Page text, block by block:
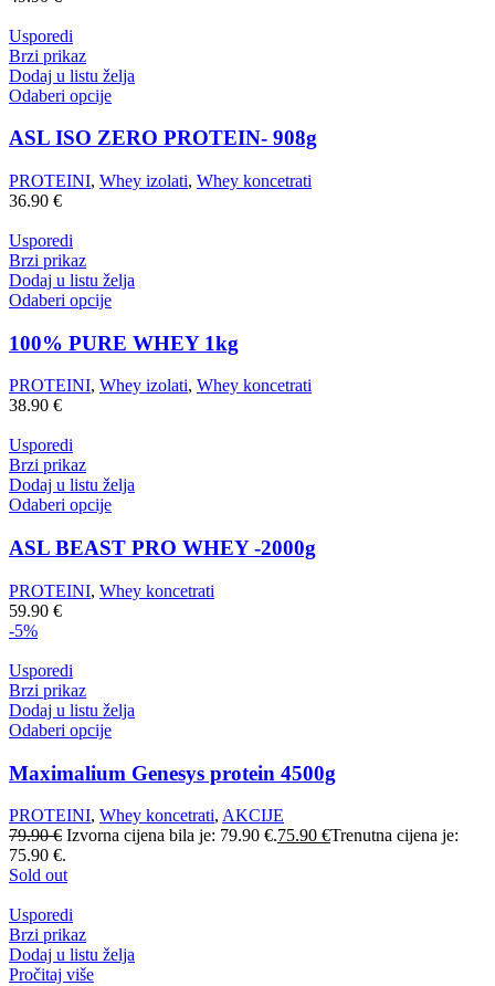
Usporedi
Brzi prikaz
Dodaj u listu želja
Odaberi opcije
ASL ISO ZERO PROTEIN- 908g
PROTEINI, Whey izolati, Whey koncetrati
36.90 €
Usporedi
Brzi prikaz
Dodaj u listu želja
Odaberi opcije
100% PURE WHEY 1kg
PROTEINI, Whey izolati, Whey koncetrati
38.90 €
Usporedi
Brzi prikaz
Dodaj u listu želja
Odaberi opcije
ASL BEAST PRO WHEY -2000g
PROTEINI, Whey koncetrati
59.90 €
-5%
Usporedi
Brzi prikaz
Dodaj u listu želja
Odaberi opcije
Maximalium Genesys protein 4500g
PROTEINI, Whey koncetrati, AKCIJE
79.90€ Izvorna cijena bila je: 79.90 €.75.90 €Trenutna cijena je:
75.90 €.
Sold out
Usporedi
Brzi prikaz
Dodaj u listu želja
Pročitaj više